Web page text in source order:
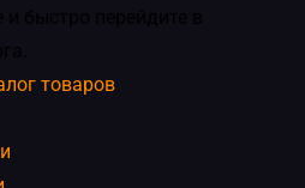
товаров